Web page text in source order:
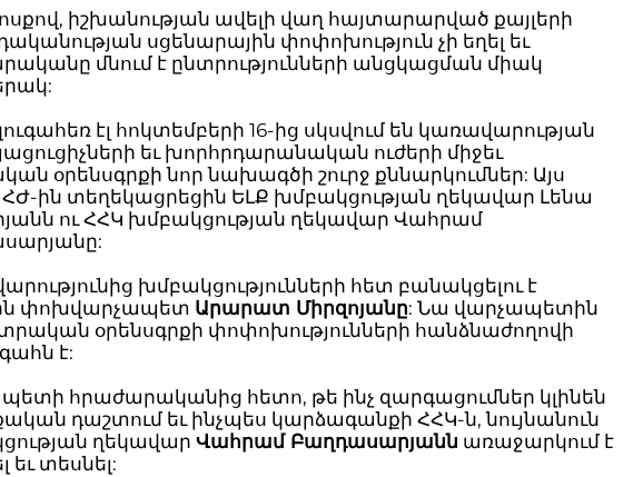
իշխանության ավելի վաղ հայտարարված քայլերի
սցենարային փոփոխություն չի եղել եւ
մնում է ընտրությունների անցկացման միակ
էլ հոկտեմբերի 16-ից սկսվում են կառավարության
եւ խորհրդարանական ուժերի միջեւ
օրենսգրքի նոր նախագծի շուրջ քննարկումներ: Այս
ին տեղեկացրեցին ԵԼՔ խմբակցության ղեկավար Լենա
ու ՀՀԿ խմբակցության ղեկավար Վահրամ
խմբակցությունների հետ բանակցելու է
փոխվարչապետ Արարատ Միրզոյանը: Նա վարչապետին
օրենսգրքի փոփոխությունների հանձնաժողովի
է:
հրաժարականից հետո, թե ինչ զարգացումներ կլինեն
դաշտում եւ ինչպես կարձագանքի ՀՀԿ-ն, նույնանուն
ղեկավարՎահրամ Բաղդասարյանն առաջարկում է
եւ տեսնել: